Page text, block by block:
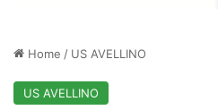
Home / US AVELLINO
US AVELLINO